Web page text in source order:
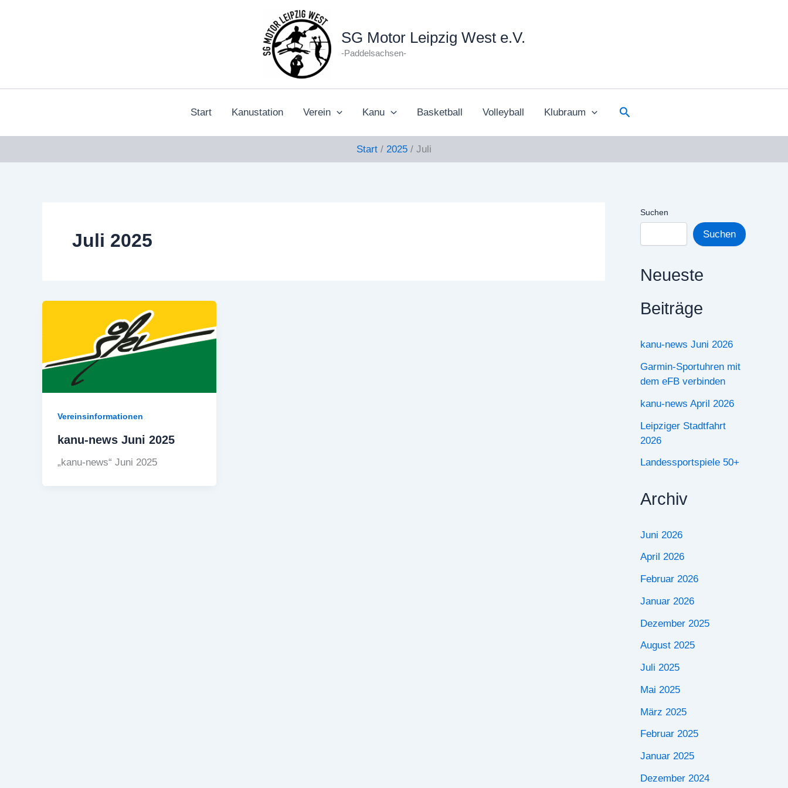
SG Motor Leipzig West e.V.
-Paddelsachsen-
Start Kanustation Verein Kanu Basketball Volleyball Klubraum Suchen
Start 2025 Juli
Juli 2025
Vereinsinformationen
kanu-news Juni 2025
„kanu-news“ Juni 2025
Suchen
Suchen
Neueste
Beiträge
kanu-news Juni 2026
Garmin-Sportuhren mit
dem eFB verbinden
kanu-news April 2026
Leipziger Stadtfahrt
2026
Landessportspiele 50+
Archiv
Juni 2026
April 2026
Februar 2026
Januar 2026
Dezember 2025
August 2025
Juli 2025
Mai 2025
März 2025
Februar 2025
Januar 2025
Dezember 2024